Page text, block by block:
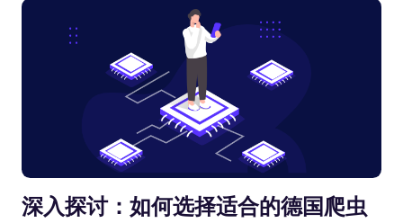
深入探讨：如何选择适合的德国爬虫